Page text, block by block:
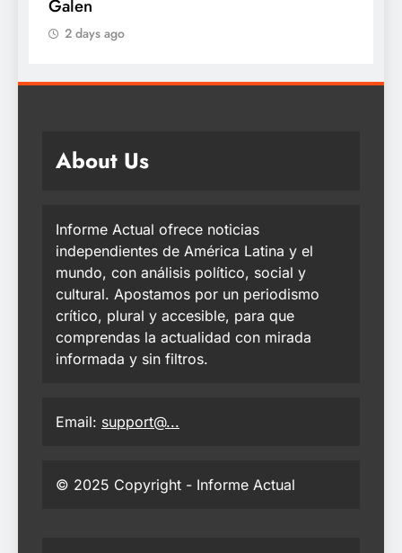
About Us
Informe Actual ofrece noticias
independientes de América Latina y el
mundo, con análisis político, social y
cultural. Apostamos por un periodismo
crítico, plural y accesible, para que
comprendas la actualidad con mirada
informada y sin filtros.
Email: support@...
© 2025 Copyright - Informe Actual